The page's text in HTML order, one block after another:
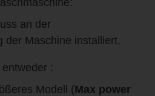
an der
der Maschine installiert.
entweder :
Modell (Max power